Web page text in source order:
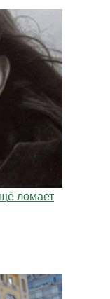
ломает